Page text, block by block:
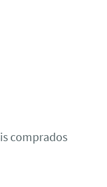
comprados